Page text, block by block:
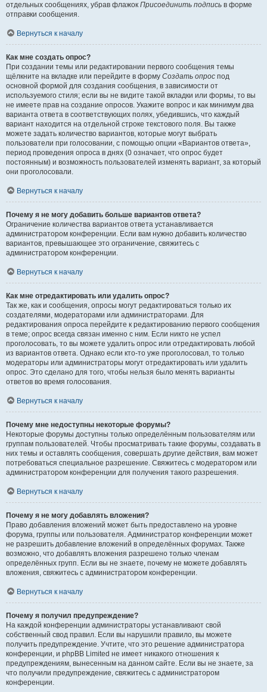
отдельных сообщениях, убрав флажок Присоединить подпись в форме
отправки сообщения.
Вернуться к началу
Как мне создать опрос?
При создании темы или редактировании первого сообщения темы
щёлкните на вкладке или перейдите в форму Создать опрос под
основной формой для создания сообщения, в зависимости от
используемого стиля; если вы не видите такой вкладки или формы, то вы
не имеете прав на создание опросов. Укажите вопрос и как минимум два
варианта ответа в соответствующих полях, убедившись, что каждый
вариант находится на отдельной строке текстового поля. Вы также
можете задать количество вариантов, которые могут выбрать
пользователи при голосовании, с помощью опции «Вариантов ответа»,
период проведения опроса в днях (0 означает, что опрос будет
постоянным) и возможность пользователей изменять вариант, за который
они проголосовали.
Вернуться к началу
Почему я не могу добавить больше вариантов ответа?
Ограничение количества вариантов ответа устанавливается
администратором конференции. Если вам нужно добавить количество
вариантов, превышающее это ограничение, свяжитесь с
администратором конференции.
Вернуться к началу
Как мне отредактировать или удалить опрос?
Так же, как и сообщения, опросы могут редактироваться только их
создателями, модераторами или администраторами. Для
редактирования опроса перейдите к редактированию первого сообщения
в теме; опрос всегда связан именно с ним. Если никто не успел
проголосовать, то вы можете удалить опрос или отредактировать любой
из вариантов ответа. Однако если кто-то уже проголосовал, то только
модераторы или администраторы могут отредактировать или удалить
опрос. Это сделано для того, чтобы нельзя было менять варианты
ответов во время голосования.
Вернуться к началу
Почему мне недоступны некоторые форумы?
Некоторые форумы доступны только определённым пользователям или
группам пользователей. Чтобы просматривать такие форумы, создавать в
них темы и оставлять сообщения, совершать другие действия, вам может
потребоваться специальное разрешение. Свяжитесь с модератором или
администратором конференции для получения такого разрешения.
Вернуться к началу
Почему я не могу добавлять вложения?
Право добавления вложений может быть предоставлено на уровне
форума, группы или пользователя. Администратор конференции может
не разрешить добавление вложений в определённых форумах. Также
возможно, что добавлять вложения разрешено только членам
определённых групп. Если вы не знаете, почему не можете добавлять
вложения, свяжитесь с администратором конференции.
Вернуться к началу
Почему я получил предупреждение?
На каждой конференции администраторы устанавливают свой
собственный свод правил. Если вы нарушили правило, вы можете
получить предупреждение. Учтите, что это решение администратора
конференции, и phpBB Limited не имеет никакого отношения к
предупреждениям, вынесенным на данном сайте. Если вы не знаете, за
что получили предупреждение, свяжитесь с администратором
конференции.